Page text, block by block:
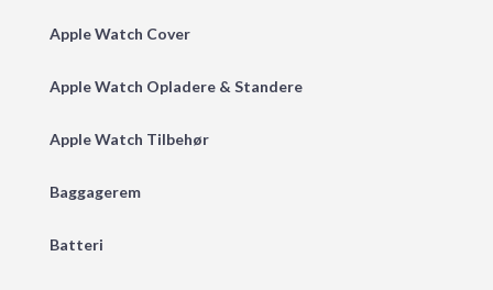
Apple Watch Cover
Apple Watch Opladere & Standere
Apple Watch Tilbehør
Baggagerem
Batteri